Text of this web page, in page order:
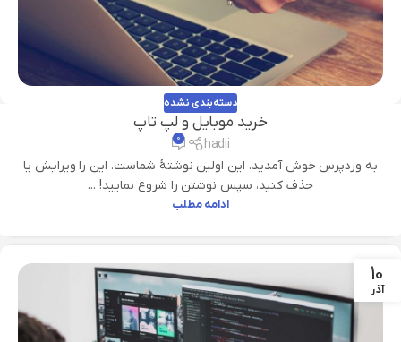
دسته‌بندی نشده
خرید موبایل و لپ تاپ
hadii ۰
به وردپرس خوش آمدید. این اولین نوشتهٔ شماست. این را ویرایش یا
حذف کنید، سپس نوشتن را شروع نمایید! ...
ادامه مطلب
10
آذر